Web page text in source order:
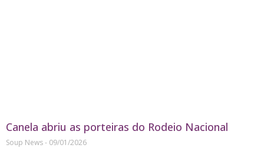
Canela abriu as porteiras do Rodeio Nacional
Soup News
09/01/2026